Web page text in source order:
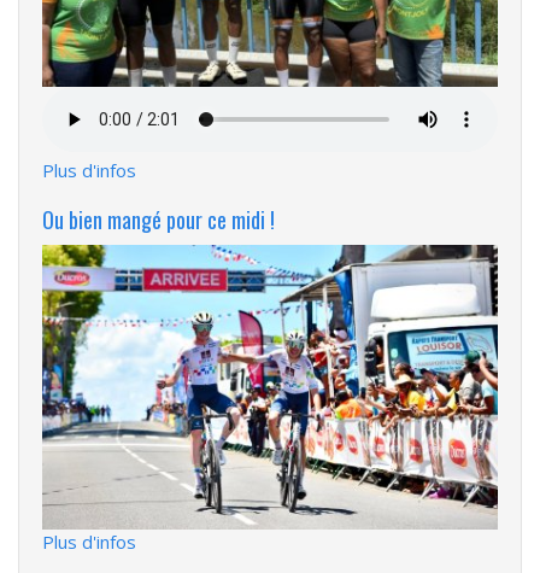
audio
Plus d'infos
Ou bien mangé pour ce midi !
Plus d'infos